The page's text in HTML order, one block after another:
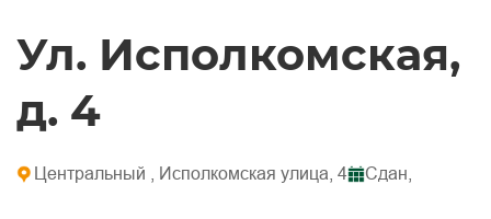
Ул. Исполкомская,
д. 4
Центральный , Исполкомская улица, 4 Сдан,